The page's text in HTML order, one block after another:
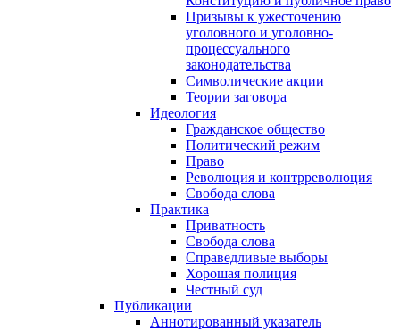
Призывы к ужесточению
уголовного и уголовно-
процессуального
законодательства
Символические акции
Теории заговора
Идеология
Гражданское общество
Политический режим
Право
Революция и контрреволюция
Свобода слова
Практика
Приватность
Свобода слова
Справедливые выборы
Хорошая полиция
Честный суд
Публикации
Аннотированный указатель